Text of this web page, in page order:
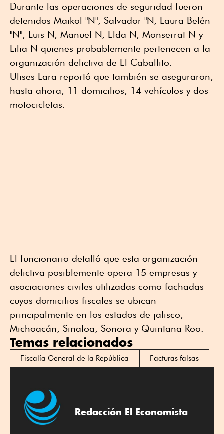
Durante las operaciones de seguridad fueron
detenidos Maikol "N", Salvador "N, Laura Belén
"N", Luis N, Manuel N, Elda N, Monserrat N y
Lilia N quienes probablemente pertenecen a la
organización delictiva de El Caballito.
Ulises Lara reportó que también se aseguraron,
hasta ahora, 11 domicilios, 14 vehículos y dos
motocicletas.
El funcionario detalló que esta organización
delictiva posiblemente opera 15 empresas y
asociaciones civiles utilizadas como fachadas
cuyos domicilios fiscales se ubican
principalmente en los estados de jalisco,
Michoacán, Sinaloa, Sonora y Quintana Roo.
Temas relacionados
Fiscalía General de la República Facturas falsas
Redacción El Economista